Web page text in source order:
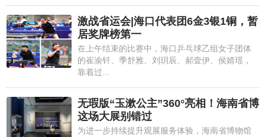
激战省运会|海口代表团6金3银1铜，暂
居奖牌榜第一
在上午结束的比赛中，海口乒乓球乙组女子团体
的崔渝钎、季舒雅、刘玥辰、郝壹伊、侯婧瑶，
靠着过...
无瑕版“玉漱公主”360°亮相！海南省博
这场大展别错过
为进一步持续提升观展服务体验，海南省博物馆